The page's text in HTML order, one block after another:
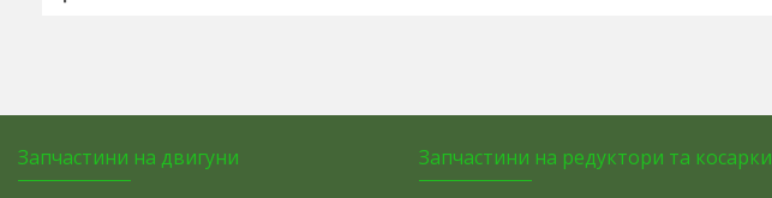
Запчастини на двигуни Запчастини на редуктори та косарки